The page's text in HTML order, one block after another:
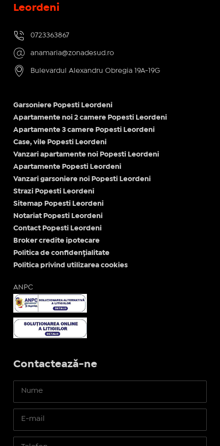
Leordeni
0723363867
anamaria@zonadesud.ro
Bulevardul Alexandru Obregia 19A-19G
Garsoniere Popesti Leordeni
Apartamente noi 2 camere Popesti Leordeni
Apartamente 3 camere Popesti Leordeni
Case, vile Popesti Leordeni
Vanzari apartamente noi Popesti Leordeni
Apartamente Popesti Leordeni
Vanzari garsoniere noi Popesti Leordeni
Strazi Popesti Leordeni
Sitemap Popesti Leordeni
Notariat Popesti Leordeni
Contact Popesti Leordeni
Broker credite ipotecare
Politica de confidențialitate
Politica privind utilizarea cookies
ANPC
Contactează-ne